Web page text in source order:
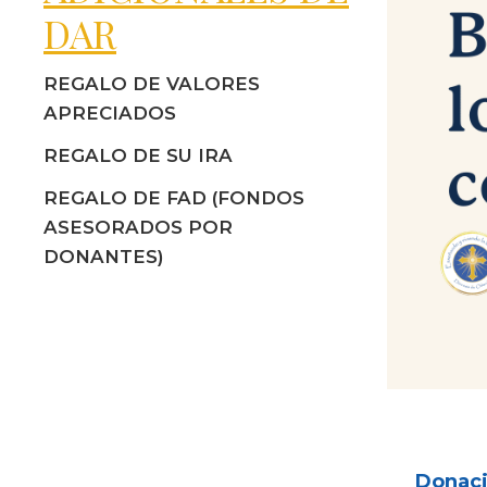
DAR
REGALO DE VALORES
APRECIADOS
REGALO DE SU IRA
REGALO DE FAD (FONDOS
ASESORADOS POR
DONANTES)